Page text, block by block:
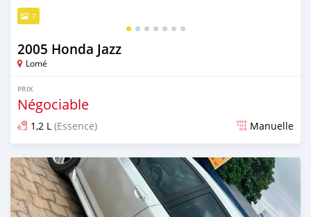
7
2005 Honda Jazz
Lomé
PRIX
Négociable
1,2 L (Essence) Manuelle
Publié il y a 17 jours